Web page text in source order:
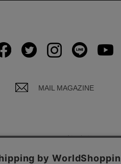
MAIL MAGAZINE
いて ご利用規約